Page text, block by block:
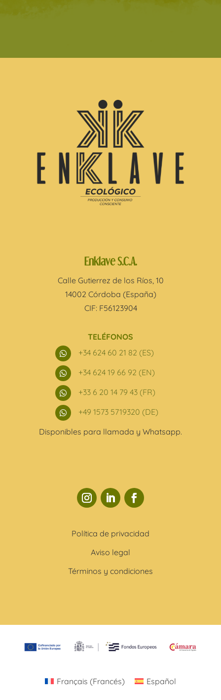
Enklave S.C.A.
Calle Gutierrez de los Ríos, 10
14002 Córdoba (España)
CIF: F56123904
TELÉFONOS
 +34 624 60 21 82 (ES)
 +34 624 19 66 92 (EN)
 +33 6 20 14 79 43 (FR)

+49 1573 5719320 (DE)
Disponibles para llamada y Whatsapp.
Política de privacidad
Aviso legal
Términos y condiciones
Français (Francés) Español